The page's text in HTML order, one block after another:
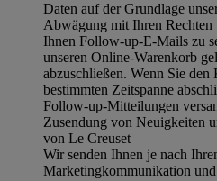
Daten auf der Grundlage
Abwägung mit Ihren Rechten
Ihnen Follow-up-E-Mails zu
unseren Online-Warenkorb
abzuschließen. Wenn Sie
bestimmten Zeitspanne
Follow-up-Mitteilungen
Zusendung von Neuigkeiten
von Le Creuset
Wir senden Ihnen je nach
Marketingkommunikation